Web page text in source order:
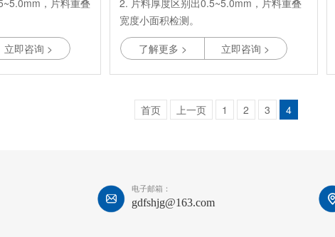
次/分钟，响应时
厂前严格多重检
立即咨询 >
宽度小面积检测。
3. 高速检测度可达到300次/分钟，响应时
间5毫秒，极速反应。
4. 采用全进口原配件，出厂前严格多重检
5. 生产工艺精良，高于市场其他品牌3倍以
上的使用寿命。
了解更多 > 立即咨询 >
首页 上一页 1 2 3 4
电子邮箱：
gdfshjg@163.com